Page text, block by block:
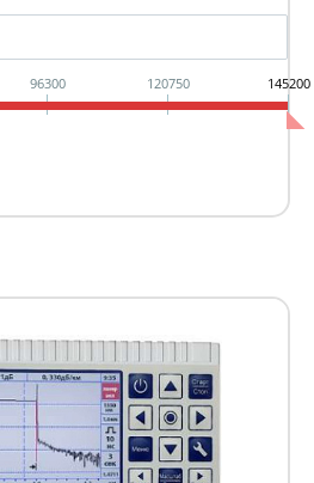
96300 120750 145200